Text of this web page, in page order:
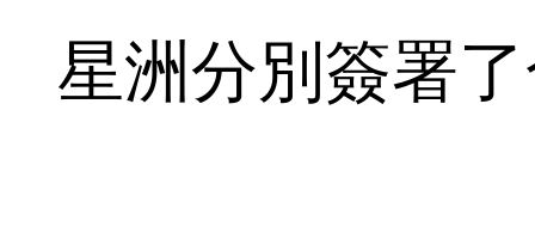
星洲分別簽署